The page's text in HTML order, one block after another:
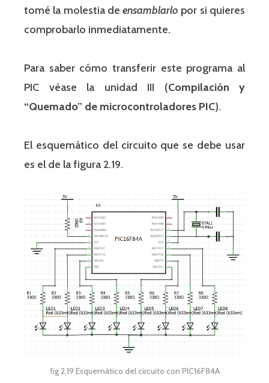
tomé la molestia deensamblarlo por si quieres
comprobarlo inmediatamente.
Para saber cómo transferir este programa al
PIC véase la unidad III (Compilación y
“Quemado” de microcontroladores PIC).
El esquemático del circuito que se debe usar
es el de la figura 2.19.
fig 2.19 Esquemático del circuito con PIC16F84A